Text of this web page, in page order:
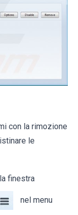
con la rimozione
le
finestra
nel menu